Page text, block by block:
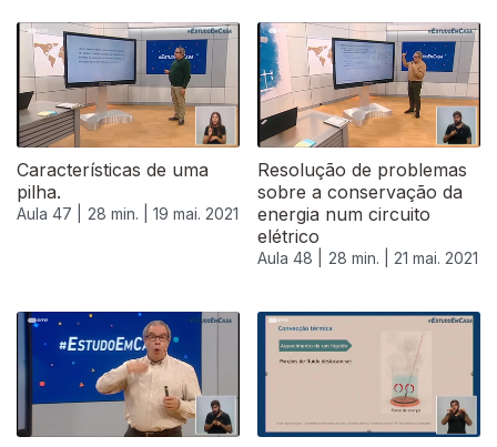
Características de uma
pilha.
Aula 47 | 28 min. | 19 mai. 2021
Resolução de problemas
sobre a conservação da
energia num circuito
elétrico
Aula 48 | 28 min. | 21 mai. 2021